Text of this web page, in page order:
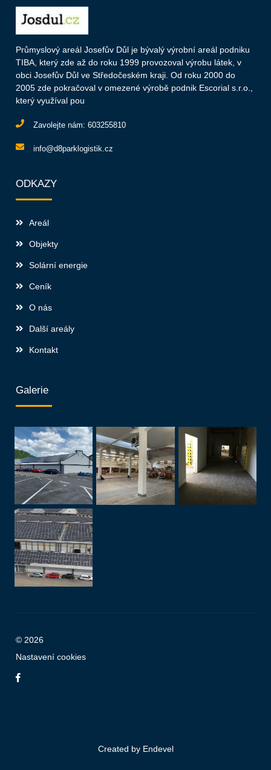
Průmyslový areál Josefův Důl je bývalý výrobní areál podniku
TIBA, který zde až do roku 1999 provozoval výrobu látek, v
obci Josefův Důl ve Středočeském kraji. Od roku 2000 do
2005 zde pokračoval v omezené výrobě podnik Escorial s.r.o.,
který využíval pou
Zavolejte nám:603255810
info@d8parklogistik.cz
ODKAZY
Areál
Objekty
Solární energie
Ceník
O nás
Další areály
Kontakt
Galerie
© 2026
Nastavení cookies
Created by Endevel